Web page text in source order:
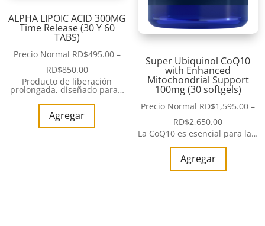
ALPHA LIPOIC ACID 300MG
Time Release (30 Y 60
TABS)
Precio Normal RD$495.00 –
RD$850.00
Producto de liberación
prolongada, diseñado para…
Agregar
Super Ubiquinol CoQ10
with Enhanced
Mitochondrial Support
100mg (30 softgels)
Precio Normal RD$1,595.00 –
RD$2,650.00
La CoQ10 es esencial para la…
Agregar